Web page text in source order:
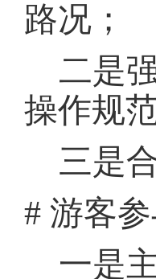
路况；
二是
操作规
三是
# 游客
一是